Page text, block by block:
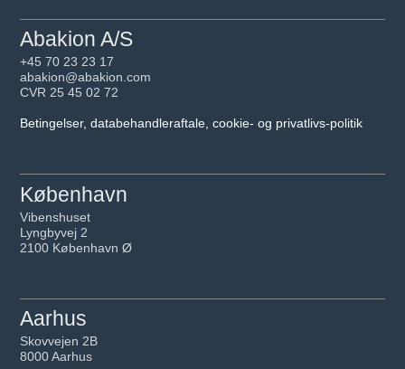
Abakion A/S
+45 70 23 23 17
abakion@abakion.com
CVR 25 45 02 72
Betingelser, databehandleraftale, cookie- og privatlivs-politik
København
Vibenshuset
Lyngbyvej 2
2100 København Ø
Aarhus
Skovvejen 2B
8000 Aarhus